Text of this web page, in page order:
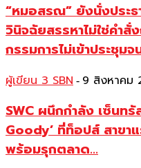
“หมอสรณ” ยังนั่งประ
วินิจฉัยสรรหาไม่ใช่คำ
กรรมการไม่เข้าประชุม
ผู้เขียน 3 SBN - 9 สิงหาคม
SWC ผนึกกำลัง เซ็นท
Goody’ ที่ท็อปส์ สาข
พร้อมรุกตลาด...